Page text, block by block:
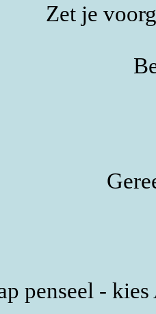
Zet je
penseel -